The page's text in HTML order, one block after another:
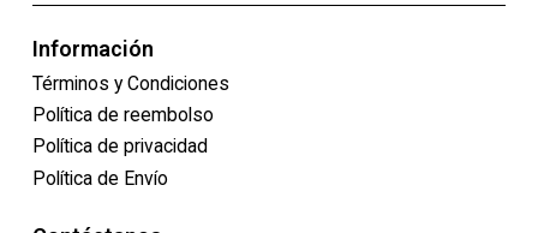
Información
Términos y Condiciones
Política de reembolso
Política de privacidad
Política de Envío